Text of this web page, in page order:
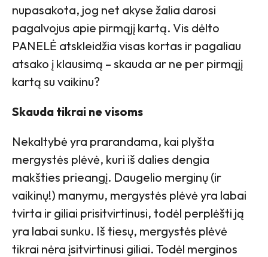
nupasakota, jog net akyse žalia darosi
pagalvojus apie pirmąjį kartą. Vis dėlto
PANELĖ atskleidžia visas kortas ir pagaliau
atsako į klausimą – skauda ar ne per pirmąjį
kartą su vaikinu?
Skauda tikrai ne visoms
Nekaltybė yra prarandama, kai plyšta
mergystės plėvė, kuri iš dalies dengia
makšties prieangį. Daugelio merginų (ir
vaikinų!) manymu, mergystės plėvė yra labai
tvirta ir giliai prisitvirtinusi, todėl perplėšti ją
yra labai sunku. Iš tiesų, mergystės plėvė
tikrai nėra įsitvirtinusi giliai. Todėl merginos